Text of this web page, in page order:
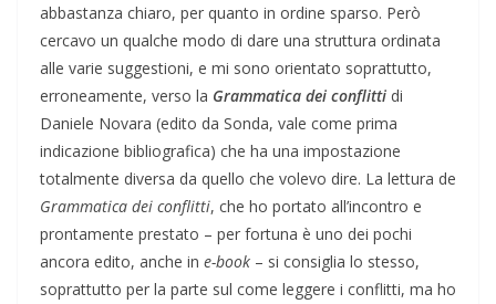
abbastanza chiaro, per quanto in ordine sparso. Però
cercavo un qualche modo di dare una struttura ordinata
alle varie suggestioni, e mi sono orientato soprattutto,
erroneamente, verso la Grammatica dei conflitti di
Daniele Novara (edito da Sonda, vale come prima
indicazione bibliografica) che ha una impostazione
totalmente diversa da quello che volevo dire. La lettura de
Grammatica dei conflitti, che ho portato all’incontro e
prontamente prestato – per fortuna è uno dei pochi
ancora edito, anche in e-book – si consiglia lo stesso,
soprattutto per la parte sul come leggere i conflitti, ma ho